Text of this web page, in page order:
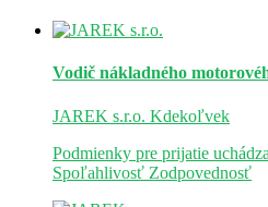
Vodič nákladného
JAREK s.r.o. Kdekoľvek
Podmienky pre prijatie
Spoľahlivosť Zodpovednosť